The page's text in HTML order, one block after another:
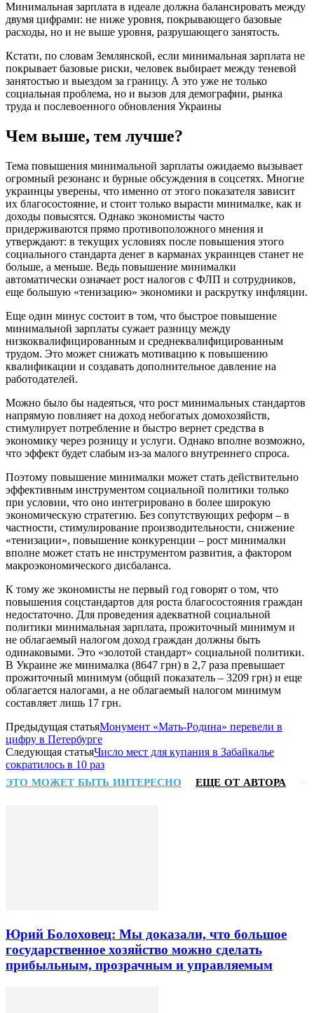
Минимальная зарплата в идеале должна балансировать между
двумя цифрами: не ниже уровня, покрывающего базовые
расходы, но и не выше уровня, разрушающего занятость.
Кстати, по словам Землянской, если минимальная зарплата не
покрывает базовые риски, человек выбирает между теневой
занятостью и выездом за границу. А это уже не только
социальная проблема, но и вызов для демографии, рынка
труда и послевоенного обновления Украины
Чем выше, тем лучше?
Тема повышения минимальной зарплаты ожидаемо вызывает
огромный резонанс и бурные обсуждения в соцсетях. Многие
украинцы уверены, что именно от этого показателя зависит
их благосостояние, и стоит только вырасти минималке, как и
доходы повысятся. Однако экономисты часто
придерживаются прямо противоположного мнения и
утверждают: в текущих условиях после повышения этого
социального стандарта денег в карманах украинцев станет не
больше, а меньше. Ведь повышение минималки
автоматически означает рост налогов с ФЛП и сотрудников,
еще большую «тенизацию» экономики и раскрутку инфляции.
Еще один минус состоит в том, что быстрое повышение
минимальной зарплаты сужает разницу между
низкоквалифицированным и среднеквалифицированным
трудом. Это может снижать мотивацию к повышению
квалификации и создавать дополнительное давление на
работодателей.
Можно было бы надеяться, что рост минимальных стандартов
напрямую повлияет на доход небогатых домохозяйств,
стимулирует потребление и быстро вернет средства в
экономику через розницу и услуги. Однако вполне возможно,
что эффект будет слабым из-за малого внутреннего спроса.
Поэтому повышение минималки может стать действительно
эффективным инструментом социальной политики только
при условии, что оно интегрировано в более широкую
экономическую стратегию. Без сопутствующих реформ – в
частности, стимулирование производительности, снижение
«тенизации», повышение конкуренции – рост минималки
вполне может стать не инструментом развития, а фактором
макроэкономического дисбаланса.
К тому же экономисты не первый год говорят о том, что
повышения соцстандартов для роста благосостояния граждан
недостаточно. Для проведения адекватной социальной
политики минимальная зарплата, прожиточный минимум и
не облагаемый налогом доход граждан должны быть
одинаковыми. Это «золотой стандарт» социальной политики.
В Украине же минималка (8647 грн) в 2,7 раза превышает
прожиточный минимум (общий показатель – 3209 грн) и еще
облагается налогами, а не облагаемый налогом минимум
составляет лишь 17 грн.
Предыдущая статьяМонумент «Мать-Родина» перевели в
цифру в Петербурге
Следующая статьяЧисло мест для купания в Забайкалье
сократилось в 10 раз
ЭТО МОЖЕТ БЫТЬ ИНТЕРЕСНО ЕЩЕ ОТ АВТОРА
Юрий Болоховец: Мы доказали, что большое
государственное хозяйство можно сделать
прибыльным, прозрачным и управляемым